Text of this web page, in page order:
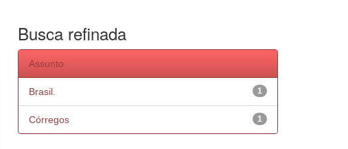
Busca refinada
Assunto
1
Brasil.
1
Córregos